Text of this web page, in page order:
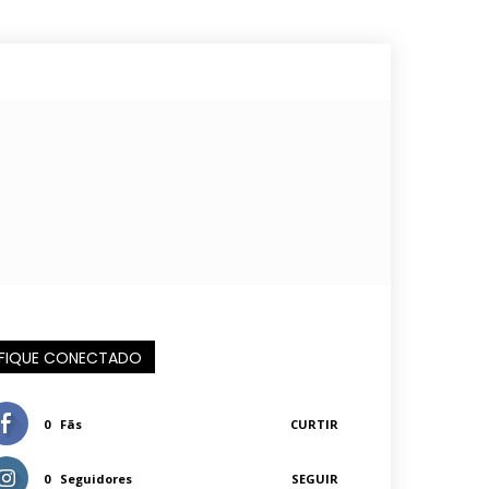
CONECTADO
0 Fãs CURTIR
0 Seguidores SEGUIR